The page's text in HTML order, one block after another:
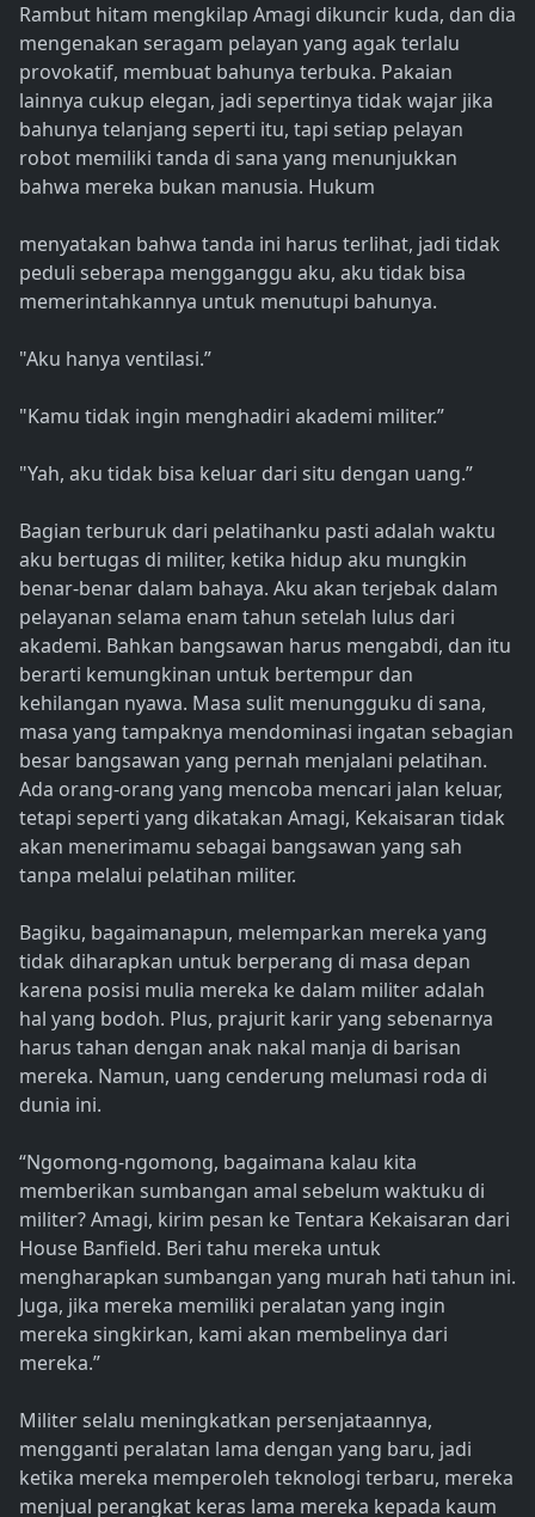
Rambut hitam mengkilap Amagi dikuncir kuda, dan dia
mengenakan seragam pelayan yang agak terlalu
provokatif, membuat bahunya terbuka. Pakaian
lainnya cukup elegan, jadi sepertinya tidak wajar jika
bahunya telanjang seperti itu, tapi setiap pelayan
robot memiliki tanda di sana yang menunjukkan
bahwa mereka bukan manusia. Hukum
menyatakan bahwa tanda ini harus terlihat, jadi tidak
peduli seberapa mengganggu aku, aku tidak bisa
memerintahkannya untuk menutupi bahunya.
"Aku hanya ventilasi.”
"Kamu tidak ingin menghadiri akademi militer.”
"Yah, aku tidak bisa keluar dari situ dengan uang.”
Bagian terburuk dari pelatihanku pasti adalah waktu
aku bertugas di militer, ketika hidup aku mungkin
benar-benar dalam bahaya. Aku akan terjebak dalam
pelayanan selama enam tahun setelah lulus dari
akademi. Bahkan bangsawan harus mengabdi, dan itu
berarti kemungkinan untuk bertempur dan
kehilangan nyawa. Masa sulit menungguku di sana,
masa yang tampaknya mendominasi ingatan sebagian
besar bangsawan yang pernah menjalani pelatihan.
Ada orang-orang yang mencoba mencari jalan keluar,
tetapi seperti yang dikatakan Amagi, Kekaisaran tidak
akan menerimamu sebagai bangsawan yang sah
tanpa melalui pelatihan militer.
Bagiku, bagaimanapun, melemparkan mereka yang
tidak diharapkan untuk berperang di masa depan
karena posisi mulia mereka ke dalam militer adalah
hal yang bodoh. Plus, prajurit karir yang sebenarnya
harus tahan dengan anak nakal manja di barisan
mereka. Namun, uang cenderung melumasi roda di
dunia ini.
“Ngomong-ngomong, bagaimana kalau kita
memberikan sumbangan amal sebelum waktuku di
militer? Amagi, kirim pesan ke Tentara Kekaisaran dari
House Banfield. Beri tahu mereka untuk
mengharapkan sumbangan yang murah hati tahun ini.
Juga, jika mereka memiliki peralatan yang ingin
mereka singkirkan, kami akan membelinya dari
mereka.”
Militer selalu meningkatkan persenjataannya,
mengganti peralatan lama dengan yang baru, jadi
ketika mereka memperoleh teknologi terbaru, mereka
menjual perangkat keras lama mereka kepada kaum